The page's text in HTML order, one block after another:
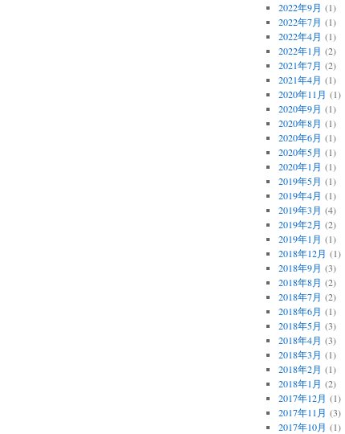
2022年9月 (1)
2022年7月 (1)
2022年4月 (1)
2022年1月 (2)
2021年7月 (2)
2021年4月 (1)
2020年11月 (1)
2020年9月 (1)
2020年8月 (1)
2020年6月 (1)
2020年5月 (1)
2020年1月 (1)
2019年5月 (1)
2019年4月 (1)
2019年3月 (4)
2019年2月 (2)
2019年1月 (1)
2018年12月 (1)
2018年9月 (3)
2018年8月 (2)
2018年7月 (2)
2018年6月 (1)
2018年5月 (3)
2018年4月 (3)
2018年3月 (1)
2018年2月 (1)
2018年1月 (2)
2017年12月 (1)
2017年11月 (3)
2017年10月 (1)